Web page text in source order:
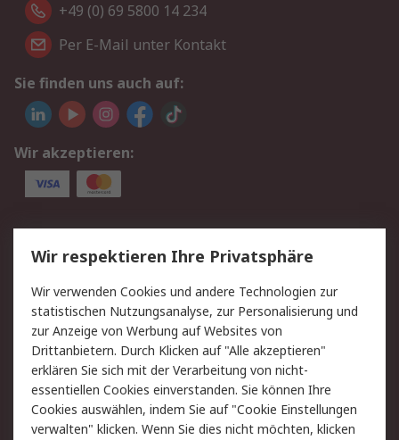
+49 (0) 69 5800 14 234
Per E-Mail unter Kontakt
Sie finden uns auch auf:
Wir akzeptieren:
Service
Value Added Services
Lieferlösungen
Rücksendungen
Kontakt
Hilfe
Privatkunden
Rechtliches
AGB
Datenschutz
Cookie-Richtlinie
Zahlungsbedingungen
Wir respektieren Ihre Privatsphäre
Wir verwenden Cookies und andere Technologien zur
statistischen Nutzungsanalyse, zur Personalisierung und
zur Anzeige von Werbung auf Websites von
Drittanbietern. Durch Klicken auf "Alle akzeptieren"
erklären Sie sich mit der Verarbeitung von nicht-
essentiellen Cookies einverstanden. Sie können Ihre
Cookies auswählen, indem Sie auf "Cookie Einstellungen
verwalten" klicken. Wenn Sie dies nicht möchten, klicken